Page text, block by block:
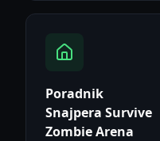
Poradnik
Snajpera Survive
Zombie Arena